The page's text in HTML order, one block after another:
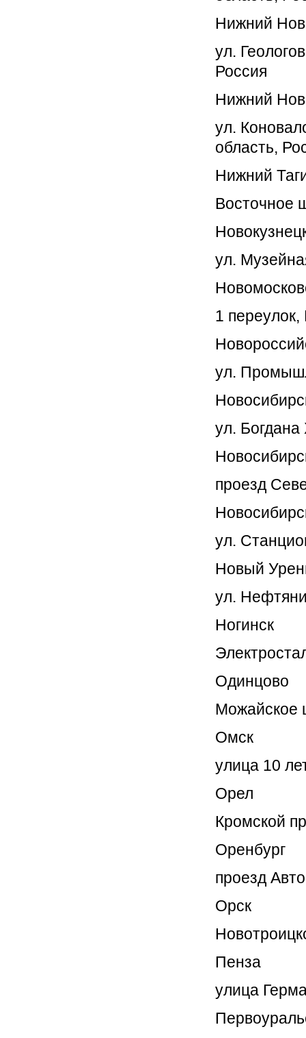
Нижний
ул.
Россия
Нижний
ул.
область,
Нижний
Восточное
ул.
1 переулок,
ул.
ул. Богдана
проезд
ул.
Новый
ул.
Ногинск
Одинцово
Можайское
Омск
улица 10
Орел
Кромской
Оренбург
проезд
Орск
Пенза
улица